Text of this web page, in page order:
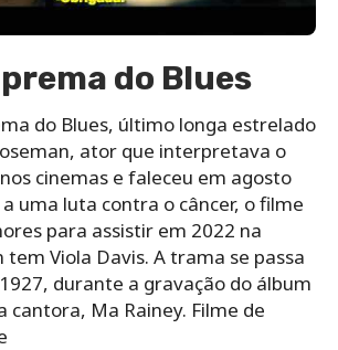
do Blues
do Blues, último longa estrelado
ator que interpretava o
cinemas e faleceu em agosto
uma luta contra o câncer, o filme
para assistir em 2022 na
Viola Davis. A trama se passa
durante a gravação do álbum
cantora, Ma Rainey. Filme de